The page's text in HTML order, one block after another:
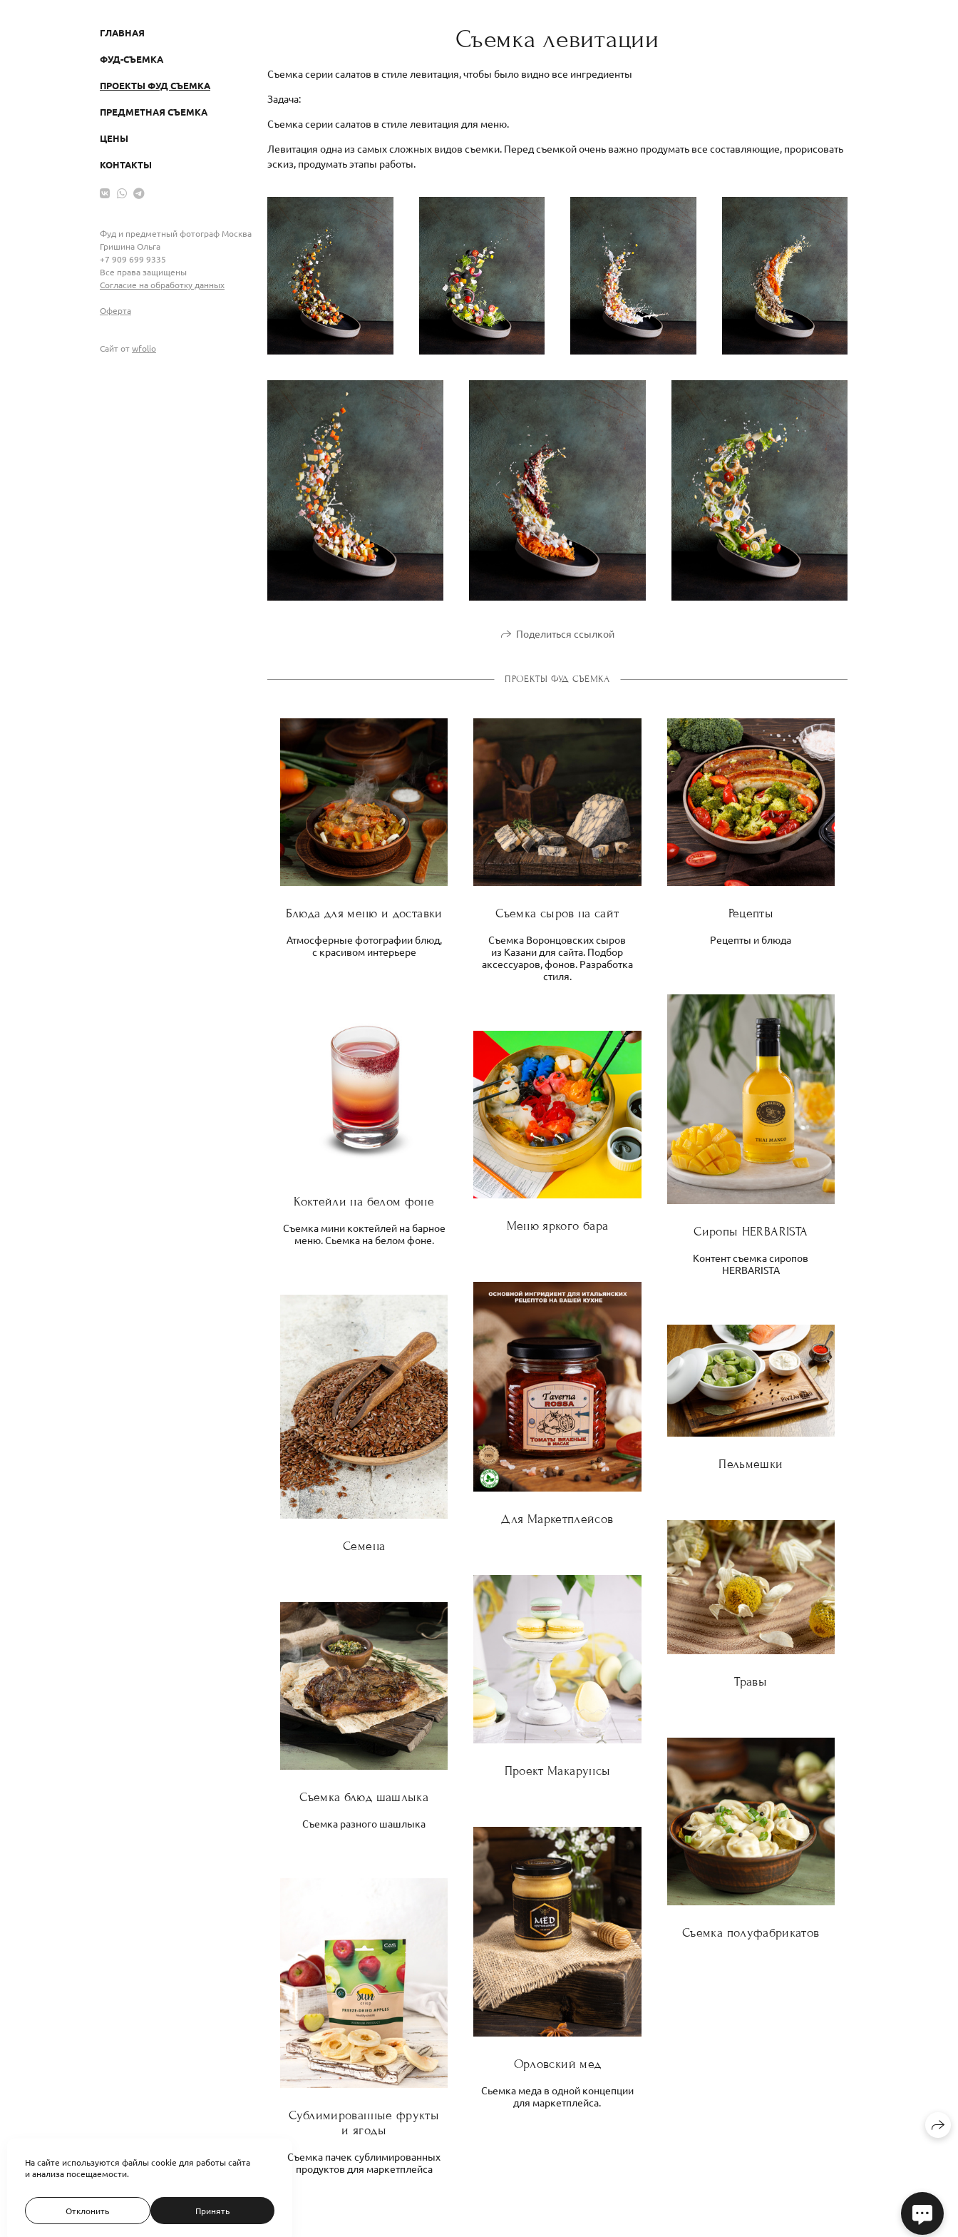
ГЛАВНАЯ
ФУД-СЪЕМКА
ПРОЕКТЫ ФУД СЪЕМКА
ПРЕДМЕТНАЯ СЪЕМКА
ЦЕНЫ
КОНТАКТЫ
Фуд и предметный фотограф Москва
Гришина Ольга
+7 909 699 9335
Все права защищены
Согласие на обработку данных
Оферта
Сайт отwfolio
Съемка левитации
Съемка серии салатов в стиле левитация, чтобы было видно все ингредиенты
Задача:
Съемка серии салатов в стиле левитация для меню.
Левитация одна из самых сложных видов съемки. Перед съемкой очень важно продумать все составляющие, прорисовать
эскиз, продумать этапы работы.
Поделиться ссылкой
ПРОЕКТЫ ФУД СЪЕМКА
Блюда для меню и доставки
Атмосферные фотографии блюд,
с красивом интерьере
Съемка сыров на сайт
Съемка Воронцовских сыров
из Казани для сайта. Подбор
аксессуаров, фонов. Разработка
стиля.
Рецепты
Рецепты и блюда
Сиропы HERBARISTA
Контент съемка сиропов
HERBARISTA
Коктейли на белом фоне
Съемка мини коктейлей на барное
меню. Сьемка на белом фоне.
Меню яркого бара
Для Маркетплейсов
Семена
Пельмешки
Травы
Проект Макарунсы
Съемка блюд шашлыка
Съемка разного шашлыка
Съемка полуфабрикатов
Орловский мед
Сьемка меда в одной концепции
для маркетплейса.
Сублимированные фрукты
и ягоды
Съемка пачек сублимированных
продуктов для маркетплейса
На сайте используются файлы cookie для работы сайта
и анализа посещаемости.
Отклонить Принять